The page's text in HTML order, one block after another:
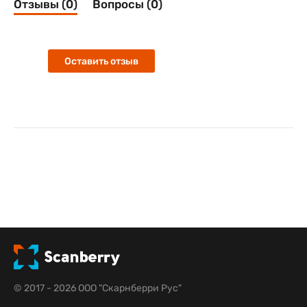
Отзывы (0) Вопросы (0)
Оставить отзыв
© 2017 - 2026 ООО "Скарнберри Рус"